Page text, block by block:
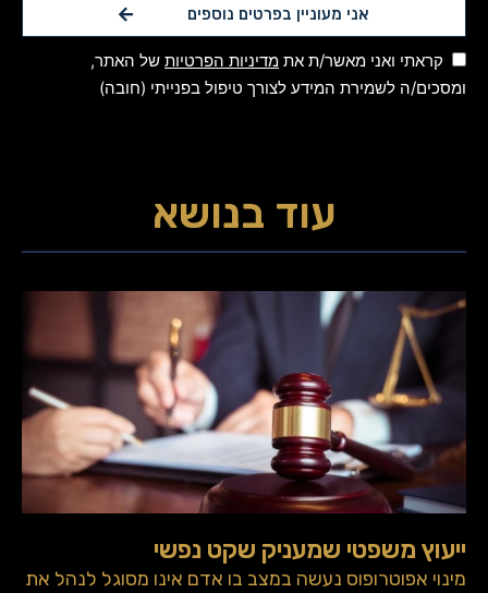
אני מעוניין בפרטים נוספים
קראתי ואני מאשר/ת את מדיניות הפרטיות של האתר,
ומסכים/ה לשמירת המידע לצורך טיפול בפנייתי (חובה)
עוד בנושא
ייעוץ משפטי שמעניק שקט נפשי
מינוי אפוטרופוס נעשה במצב בו אדם אינו מסוגל לנהל את